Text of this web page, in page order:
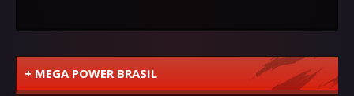
+ MEGA POWER BRASIL